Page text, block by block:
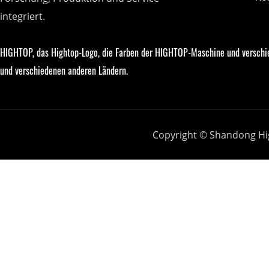
integriert.
HIGHTOP, das Hightop-Logo, die Farben der HIGHTOP-Maschine und
und verschiedenen anderen Ländern.
Copyright © Shandong